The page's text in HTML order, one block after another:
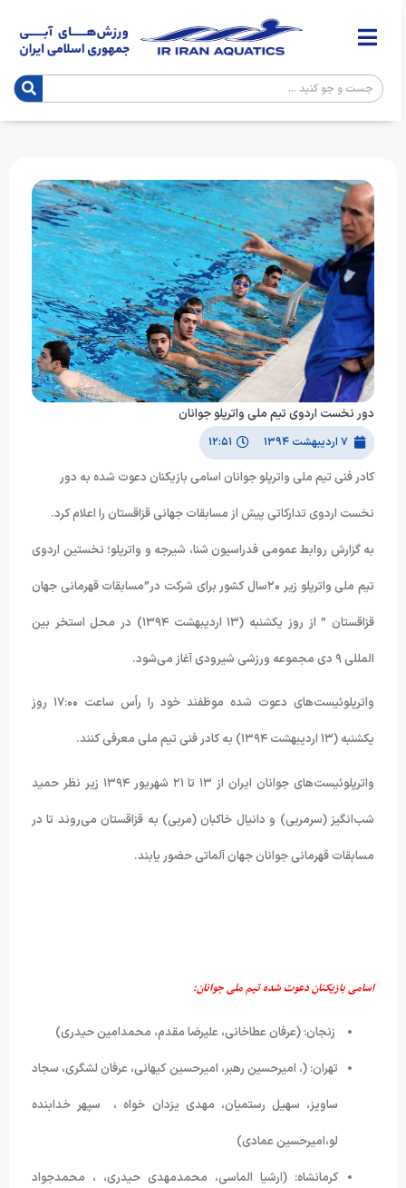
دور نخست اردوی تیم ملی واترپلو جوانان
۷ اردیبهشت ۱۳۹۴ ۱۲:۵۱
کادر فنی تیم ملی واترپلو جوانان اسامی بازیکنان دعوت شده به دور
نخست اردوی تدارکاتی پیش از مسابقات جهانی قزاقستان را اعلام کرد.
به گزارش روابط عمومی فدراسیون شنا، شیرجه و واترپلو؛ نخستین اردوی
تیم ملی واترپلو زیر ۲۰سال کشور برای شرکت در”مسابقات قهرمانی جهان
قزاقستان ” از روز یکشنبه (۱۳ اردیبهشت ۱۳۹۴) در محل استخر بین
المللی ۹ دی مجموعه ورزشی شیرودی آغاز می‌شود.
واترپلوئیست‌های دعوت شده موظفند خود را رأس ساعت ۱۷:۰۰ روز
یکشنبه (۱۳ اردیبهشت ۱۳۹۴) به کادر فنی تیم ملی معرفی کنند.
واترپلوئیست‌های جوانان ایران از ۱۳ تا ۲۱ شهریور ۱۳۹۴ زیر نظر حمید
شب‌انگیز (سرمربی) و دانیال خاکبان (مربی) به قزاقستان می‌روند تا در
مسابقات قهرمانی جوانان جهان آلماتی حضور یابند.
اسامی بازیکنان دعوت شده تیم ملی جوانان:
زنجان: (عرفان عطاخانی، علیرضا مقدم، محمدامین حیدری)
تهران: (، امیرحسین رهبر، امیرحسین کیهانی، عرفان لشگری، سجاد
ساویز، سهیل رستمیان، مهدی یزدان خواه ، سپهر خدابنده
لو،امیرحسین عمادی)
کرمانشاه: (ارشیا الماسی، محمدمهدی حیدری، ، محمدجواد